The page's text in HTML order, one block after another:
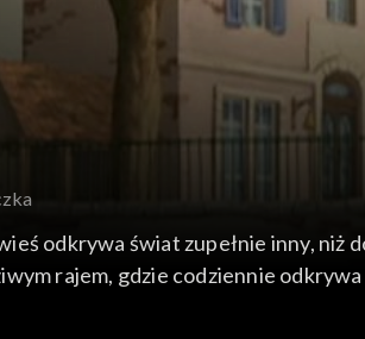
odkrywa świat zupełnie inny, niż
rajem, gdzie codziennie